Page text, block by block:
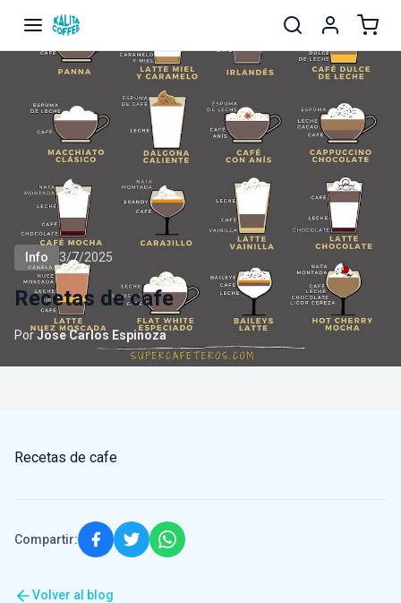
Info 3/7/2025
Recetas de cafe
PorJose Carlos Espinoza
Recetas de cafe
Compartir:
Volver al blog